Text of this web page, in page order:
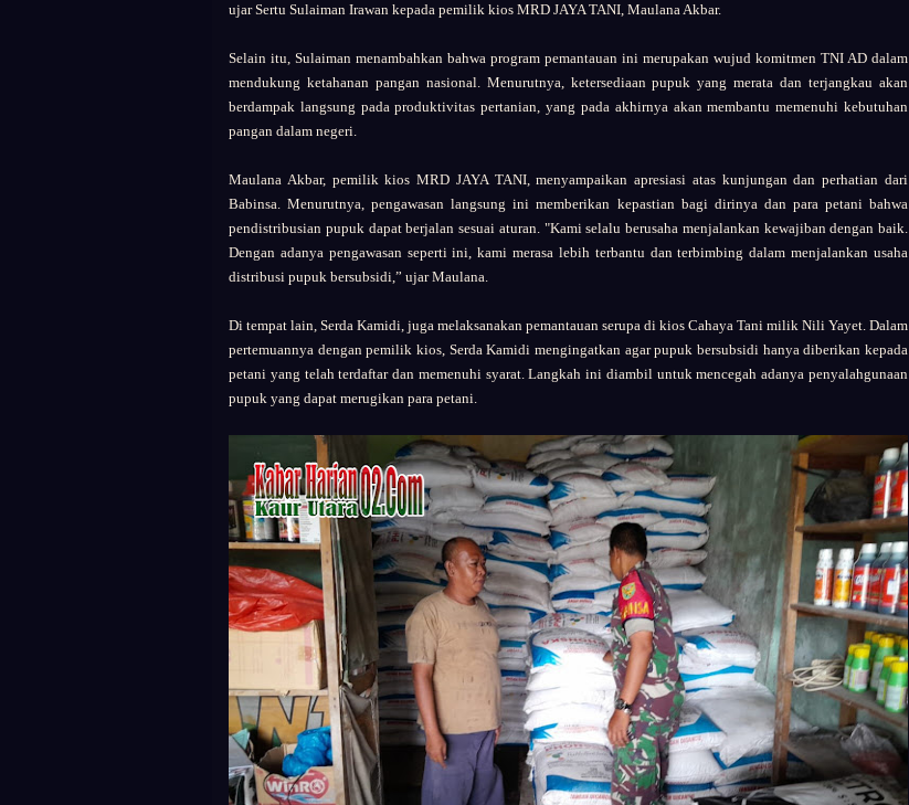
ujar Sertu Sulaiman Irawan kepada pemilik kios MRD JAYA TANI, Maulana Akbar.
Selain itu, Sulaiman menambahkan bahwa program pemantauan ini merupakan wujud komitmen TNI AD dalam
mendukung ketahanan pangan nasional. Menurutnya, ketersediaan pupuk yang merata dan terjangkau akan
berdampak langsung pada produktivitas pertanian, yang pada akhirnya akan membantu memenuhi kebutuhan
pangan dalam negeri.
Maulana Akbar, pemilik kios MRD JAYA TANI, menyampaikan apresiasi atas kunjungan dan perhatian dari
Babinsa. Menurutnya, pengawasan langsung ini memberikan kepastian bagi dirinya dan para petani bahwa
pendistribusian pupuk dapat berjalan sesuai aturan. "Kami selalu berusaha menjalankan kewajiban dengan baik.
Dengan adanya pengawasan seperti ini, kami merasa lebih terbantu dan terbimbing dalam menjalankan usaha
distribusi pupuk bersubsidi,” ujar Maulana.
Di tempat lain, Serda Kamidi, juga melaksanakan pemantauan serupa di kios Cahaya Tani milik Nili Yayet. Dalam
pertemuannya dengan pemilik kios, Serda Kamidi mengingatkan agar pupuk bersubsidi hanya diberikan kepada
petani yang telah terdaftar dan memenuhi syarat. Langkah ini diambil untuk mencegah adanya penyalahgunaan
pupuk yang dapat merugikan para petani.